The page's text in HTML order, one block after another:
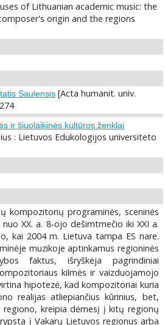
of Lithuanian academic music: the
origin and the regions
Saulensis [Acta humanit. univ.
ir šiuolaikinės kultūros ženklai
: Lietuvos Edukologijos universiteto
kompozitorių programinės, sceninės
XX. a. 8-ojo dešimtmečio iki XXI a.
kai 2004 m. Lietuva tampa ES nare.
muzikoje aptinkamus regioninės
faktus, išryškėja pagrindiniai
kilmės ir vaizduojamojo
hipotezė, kad kompozitoriai kuria
realijas atliepiančius kūrinius, bet,
regiono, kreipia dėmesį į kitų regionų
į Vakarų Lietuvos regionus arba